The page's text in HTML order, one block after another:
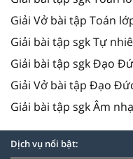
Giải Vở bài tập Toán
Giải bài tập sgk Tự
Giải bài tập sgk Đạo
Giải Vở bài tập Đạo
Giải bài tập sgk Âm
Dịch vụ nổi bật: